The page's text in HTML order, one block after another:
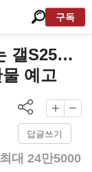
구독
갤S25…
예고
답글쓰기
대 24만5000